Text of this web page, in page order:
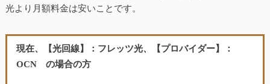
光より月額料金は安いことです。
現在、【光回線】：フレッツ光、【プロバイダー】：
OCN の場合の方